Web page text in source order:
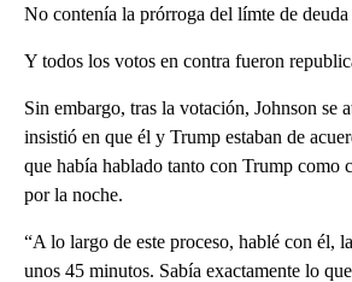
No contenía la prórroga del límte de
Y todos los votos en contra fueron
Sin embargo, tras la votación, Johnson se
insistió en que él y Trump estaban de
que había hablado tanto con Trump como
por la noche.
“A lo largo de este proceso, hablé con él,
unos 45 minutos. Sabía exactamente lo